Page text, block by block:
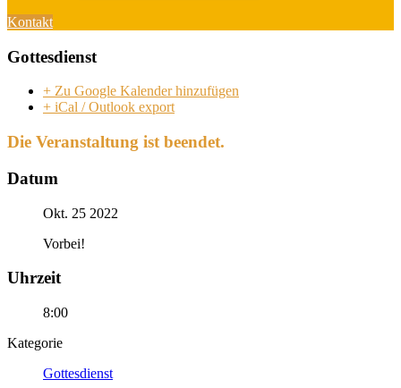
Kontakt
Gottesdienst
+ Zu Google Kalender hinzufügen
+ iCal / Outlook export
Die Veranstaltung ist beendet.
Datum
Okt. 25 2022
Vorbei!
Uhrzeit
8:00
Kategorie
Gottesdienst